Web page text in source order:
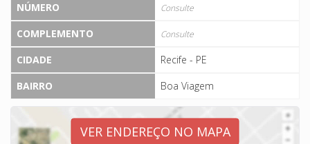
NÚMERO
Consulte
COMPLEMENTO Consulte
CIDADE
Recife - PE
BAIRRO
Boa Viagem
VER ENDEREÇO NO MAPA